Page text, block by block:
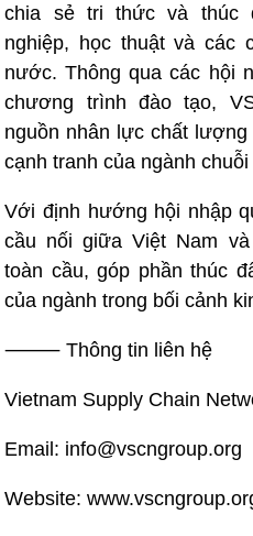
chia sẻ tri thức và thúc
nghiệp, học thuật và các
nước. Thông qua các hội
chương trình đào tạo,
nguồn nhân lực chất
cạnh tranh của ngành
Với định hướng hội nhập
cầu nối giữa Việt Nam
toàn cầu, góp phần thúc
của ngành trong bối cảnh
⸻ Thông tin liên hệ
Vietnam Supply Chain
Email: info@vscngroup.org
Website: